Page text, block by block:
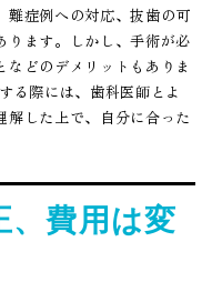
難症例への対応、抜歯の可
ります。しかし、手術が必
どのデメリットもありま
る際には、歯科医師とよ
解した上で、自分に合った
、費用は変